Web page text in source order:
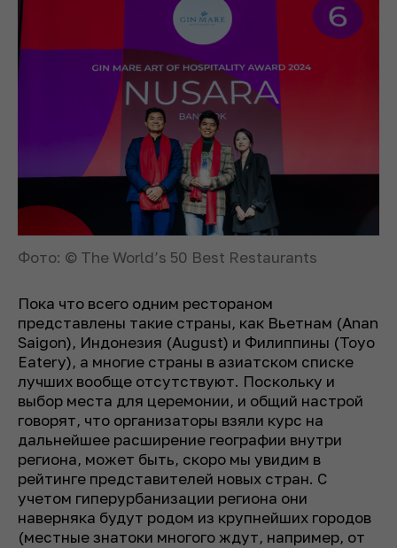
Фото: © The World’s 50 Best Restaurants
Пока что всего одним рестораном
представлены такие страны, как Вьетнам (Anan
Saigon), Индонезия (August) и Филиппины (Toyo
Eatery), а многие страны в азиатском списке
лучших вообще отсутствуют. Поскольку и
выбор места для церемонии, и общий настрой
говорят, что организаторы взяли курс на
дальнейшее расширение географии внутри
региона, может быть, скоро мы увидим в
рейтинге представителей новых стран. С
учетом гиперурбанизации региона они
наверняка будут родом из крупнейших городов
(местные знатоки многого ждут, например, от